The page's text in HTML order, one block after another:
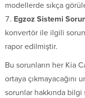
modellerde sıkça
Egzoz Sistemi
konvertör ile ilgili
rapor edilmiştir.
Bu sorunların her Kia
ortaya
sorunlar hakkında